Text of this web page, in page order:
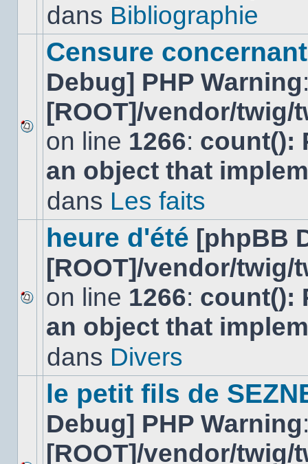
dansdans Bibliographie
Aucun
nouveau
message
non-
dans
sujet.
Censure
Debug] PHP Warning
[ROOT]/vendor/
on line 1266: count():
an object that
dans Les faits
Aucun
nouveau
message
sujet.
heure d'été [phpBB
[ROOT]/vendor/
on line 1266: count():
an object that
dans Divers
le petit fils de
Debug] PHP Warning
[ROOT]/vendor/